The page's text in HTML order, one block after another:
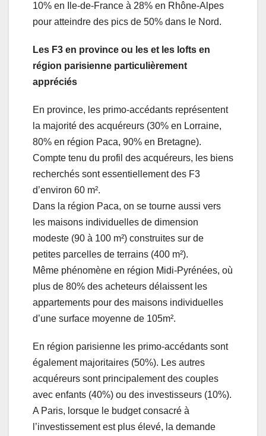
10% en Ile-de-France à 28% en Rhône-Alpes
pour atteindre des pics de 50% dans le Nord.
Les F3 en province ou les et les lofts en
région parisienne particulièrement
appréciés
En province, les primo-accédants représentent
la majorité des acquéreurs (30% en Lorraine,
80% en région Paca, 90% en Bretagne).
Compte tenu du profil des acquéreurs, les biens
recherchés sont essentiellement des F3
d’environ 60 m².
Dans la région Paca, on se tourne aussi vers
les maisons individuelles de dimension
modeste (90 à 100 m²) construites sur de
petites parcelles de terrains (400 m²).
Même phénomène en région Midi-Pyrénées, où
plus de 80% des acheteurs délaissent les
appartements pour des maisons individuelles
d’une surface moyenne de 105m².
En région parisienne les primo-accédants sont
également majoritaires (50%). Les autres
acquéreurs sont principalement des couples
avec enfants (40%) ou des investisseurs (10%).
A Paris, lorsque le budget consacré à
l’investissement est plus élevé, la demande